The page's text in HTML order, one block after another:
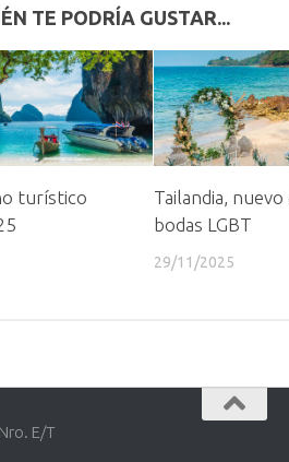
TE PODRÍA GUSTAR...
turístico
Tailandia,
bodas LGBT
29/11/2025
E/T